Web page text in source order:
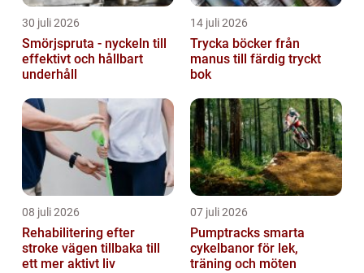
30 juli 2026
Smörjspruta - nyckeln till
effektivt och hållbart
underhåll
14 juli 2026
Trycka böcker från
manus till färdig tryckt
bok
08 juli 2026
Rehabilitering efter
stroke vägen tillbaka till
ett mer aktivt liv
07 juli 2026
Pumptracks smarta
cykelbanor för lek,
träning och möten